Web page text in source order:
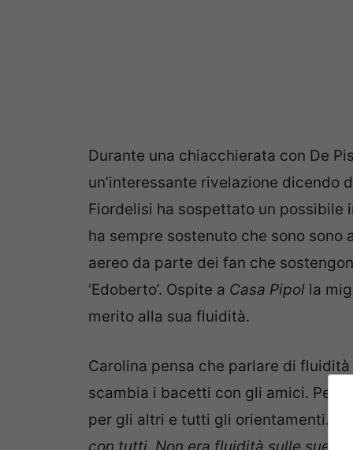
Durante una chiacchierata con De
un’interessante rivelazione dicendo
Fiordelisi ha sospettato un
ha sempre sostenuto che sono sono
aereo da parte dei fan che
‘Edoberto’. Ospite a Casa Pipol la
merito alla sua fluidità.
Carolina pensa che parlare di
scambia i bacetti con gli amici.
per gli altri e tutti gli orientamenti. Ha